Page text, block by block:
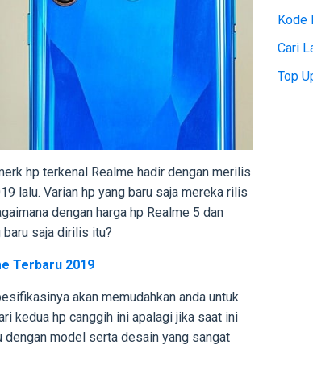
hp terkenal Realme hadir dengan merilis
lalu. Varian hp yang baru saja mereka rilis
dengan harga hp Realme 5 dan
saja dirilis itu?
Terbaru 2019
akan memudahkan anda untuk
kedua hp canggih ini apalagi jika saat ini
dengan model serta desain yang sangat
Kode
Cari
Top